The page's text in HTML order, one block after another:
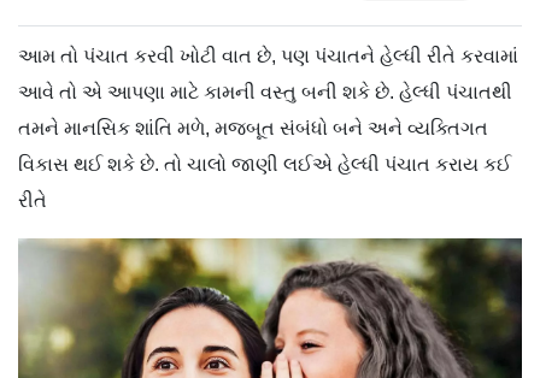
આમ તો પંચાત કરવી ખોટી વાત છે, પણ પંચાતને હેલ્ધી રીતે કરવામાં
આવે તો એ આપણા માટે કામની વસ્તુ બની શકે છે. હેલ્ધી પંચાતથી
તમને માનસિક શાંતિ મળે, મજબૂત સંબંધો બને અને વ્યક્તિગત
વિકાસ થઈ શકે છે. તો ચાલો જાણી લઈએ હેલ્ધી પંચાત કરાય કઈ
રીતે